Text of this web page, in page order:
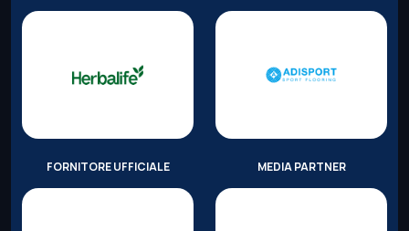
FORNITORE UFFICIALE MEDIA PARTNER